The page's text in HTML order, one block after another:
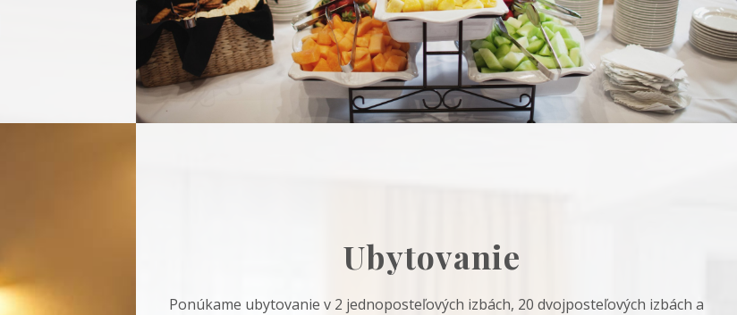
Ubytovanie
Ponúkame ubytovanie v 2 jednoposteľových izbách, 20 dvojposteľových izbách a